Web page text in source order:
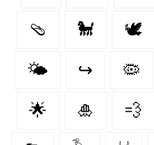
🩴 🐩 🕊
🌤️ ↪ 🦠
🌟 🎍 💨